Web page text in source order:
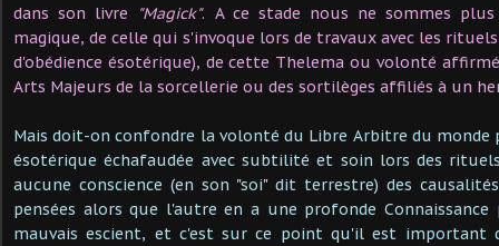
dans son livre
"Magick". A ce stade nous ne sommes
magique, de celle qui s'invoque lors de travaux avec les
d'obédience ésotérique), de cette Thelema ou volonté
Arts Majeurs de la sorcellerie ou des sortilèges affiliés à un
Mais doit-on confondre la volonté du Libre Arbitre du monde
ésotérique échafaudée avec subtilité et soin lors des
aucune conscience (en son "soi" dit terrestre) des
pensées alors que l'autre en a une profonde
mauvais escient, et c'est sur ce point qu'il est important